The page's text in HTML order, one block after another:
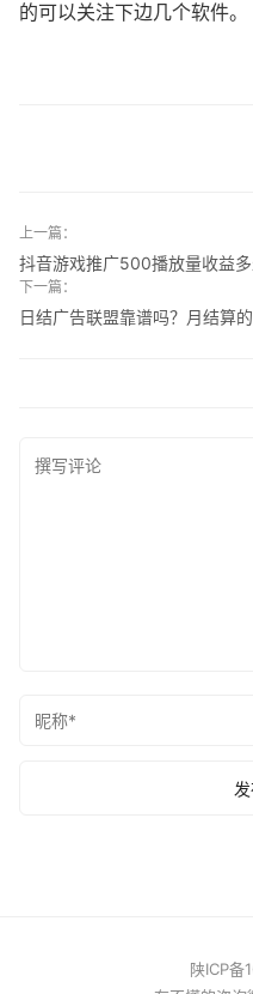
的可以关注下边几个软件。
上一篇：
抖音游戏推广500播放量收益多
下一篇：
日结广告联盟靠谱吗？月结算
陕ICP备